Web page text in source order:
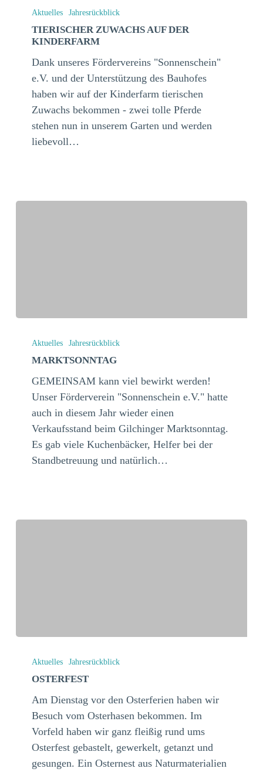
Zuwachs
Kinderfarm
Aktuelles Jahresrückblick
TIERISCHER ZUWACHS AUF DER
KINDERFARM
Dank unseres Fördervereins "Sonnenschein"
e.V. und der Unterstützung des Bauhofes
haben wir auf der Kinderfarm tierischen
Zuwachs bekommen - zwei tolle Pferde
stehen nun in unserem Garten und werden
liebevoll…
Aktuelles Jahresrückblick
MARKTSONNTAG
GEMEINSAM kann viel bewirkt werden!
Unser Förderverein "Sonnenschein e.V." hatte
auch in diesem Jahr wieder einen
Verkaufsstand beim Gilchinger Marktsonntag.
Es gab viele Kuchenbäcker, Helfer bei der
Standbetreuung und natürlich…
Aktuelles Jahresrückblick
OSTERFEST
Am Dienstag vor den Osterferien haben wir
Besuch vom Osterhasen bekommen. Im
Vorfeld haben wir ganz fleißig rund ums
Osterfest gebastelt, gewerkelt, getanzt und
gesungen. Ein Osternest aus Naturmaterialien